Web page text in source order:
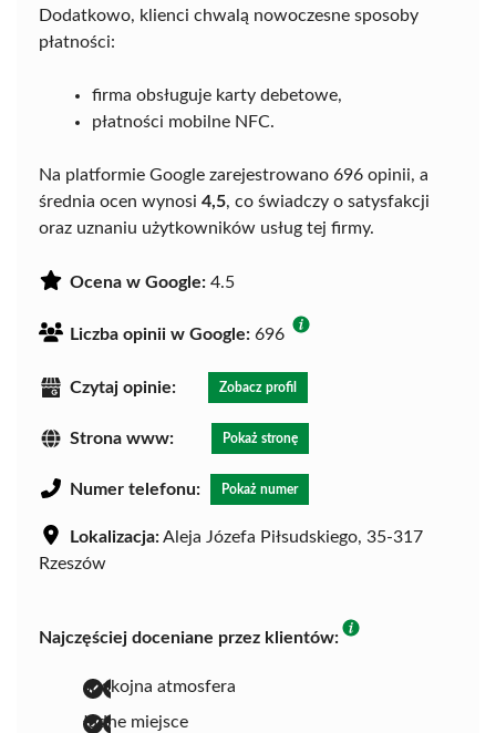
Dodatkowo, klienci chwalą nowoczesne sposoby
płatności:
firma obsługuje karty debetowe,
płatności mobilne NFC.
Na platformie Google zarejestrowano 696 opinii, a
średnia ocen wynosi 4,5, co świadczy o satysfakcji
oraz uznaniu użytkowników usług tej firmy.
Ocena w Google: 4.5
Liczba opinii w Google: 696
Czytaj opinie: Zobacz profil
Strona www: Pokaż stronę
Numer telefonu: Pokaż numer
Lokalizacja:Aleja Józefa Piłsudskiego, 35-317
Rzeszów
Najczęściej doceniane przez klientów:
spokojna atmosfera
ładne miejsce